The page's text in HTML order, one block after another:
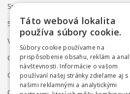
Spôsob dodania
Spôsob platby
Vrátenie a reklamácia
Odstúpenie od zmluvy online
Obchodné podmienky
Ochrana osobných údajov
Táto webová lokalita
používa súbory cookie.
Súbory cookie používame na
prispôsobenie obsahu, reklám a
návštevnosti. Informácie o vašom
používaní našej stránky zdieľame aj s
našimi reklamnými a analytickými